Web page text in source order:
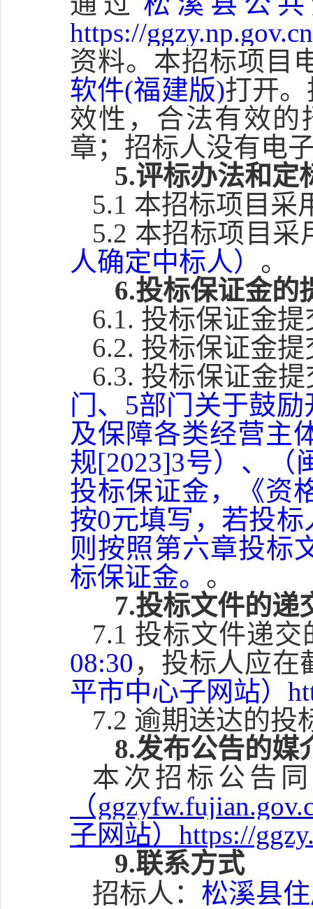
https://
资料。本招标项目
软件(福建版)打开
效性，合法有效的
章；招标人没有电
5.评标办法和定
5.1 本招标项目采
5.2 本招标项目采
人确定中标人） 。
6.投标保证金的
6.1. 投标保证金
6.2. 投标保证金
6.3. 投标保证金
门、5部门关于鼓
及保障各类经营主
规[2023]3号）、（
投标保证金，《资
按0元填写，若投
则按照第六章投标
标保证金。 。
7.投标文件的递
7.1 投标文件递
08:30 ，投标人应在
平市中心子网站）
7.2 逾期送达的投
8.发布公告的媒
本次招标公告
（
子网站）https://
9.联系方式
招标人： 松溪县